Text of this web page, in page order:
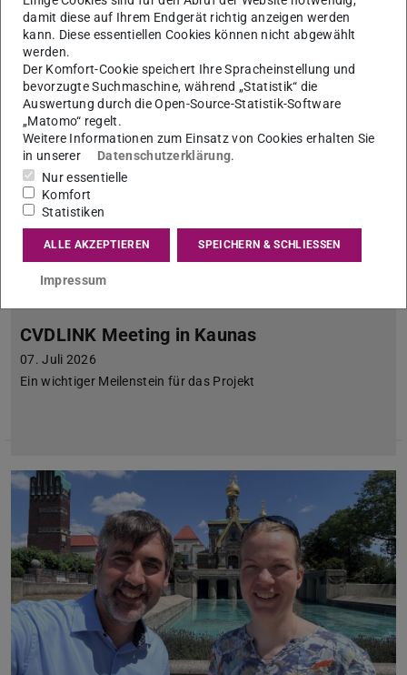
CVDLINK Meeting in Kaunas
07. Juli 2026
Ein wichtiger Meilenstein für das Projekt
damit diese auf Ihrem Endgerät richtig anzeigen werden
kann. Diese essentiellen Cookies können nicht abgewählt
werden.
Der Komfort-Cookie speichert Ihre Spracheinstellung und
bevorzugte Suchmaschine, während „Statistik“ die
Auswertung durch die Open-Source-Statistik-Software
„Matomo“ regelt.
Weitere Informationen zum Einsatz von Cookies erhalten Sie
in unserer
Datenschutzerklärung.
Nur essentielle
Komfort
Statistiken
ALLE AKZEPTIEREN SPEICHERN & SCHLIESSEN
Impressum